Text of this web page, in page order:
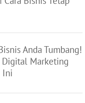
Anda Tumbang!
Digital Marketing
Ini